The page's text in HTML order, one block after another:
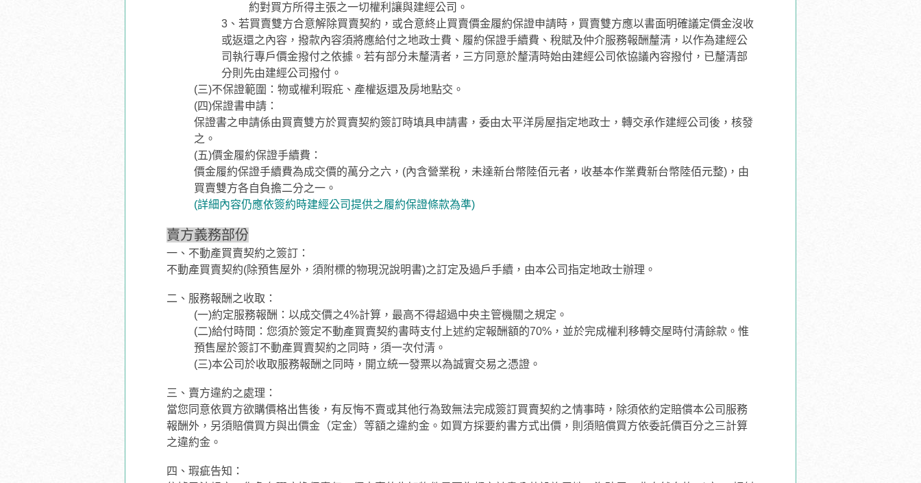
約對買方所得主張之一切權利讓與建經公司。
3、若買賣雙方合意解除買賣契約，或合意終止買賣價金履約保證申請時，買賣雙方應以書面明確議定價金沒收
或返還之內容，撥款內容須將應給付之地政士費、履約保證手續費、稅賦及仲介服務報酬釐清，以作為建經公
司執行專戶價金撥付之依據。若有部分未釐清者，三方同意於釐清時始由建經公司依協議內容撥付，已釐清部
分則先由建經公司撥付。
(三)不保證範圍：物或權利瑕疪、產權返還及房地點交。
(四)保證書申請：
保證書之申請係由買賣雙方於買賣契約簽訂時填具申請書，委由太平洋房屋指定地政士，轉交承作建經公司後，核發
之。
(五)價金履約保證手續費：
價金履約保證手續費為成交價的萬分之六，(內含營業稅，未達新台幣陸佰元者，收基本作業費新台幣陸佰元整)，由
買賣雙方各自負擔二分之一。
(詳細內容仍應依簽約時建經公司提供之履約保證條款為準)
賣方義務部份
一、不動產買賣契約之簽訂：
不動產買賣契約(除預售屋外，須附標的物現況說明書)之訂定及過戶手續，由本公司指定地政士辦理。
二、服務報酬之收取：
(一)約定服務報酬：以成交價之4%計算，最高不得超過中央主管機關之規定。
(二)給付時間：您須於簽定不動產買賣契約書時支付上述約定報酬額的70%，並於完成權利移轉交屋時付清餘款。惟
預售屋於簽訂不動產買賣契約之同時，須一次付清。
(三)本公司於收取服務報酬之同時，開立統一發票以為誠實交易之憑證。
三、賣方違約之處理：
當您同意依買方欲購價格出售後，有反悔不賣或其他行為致無法完成簽訂買賣契約之情事時，除須依約定賠償本公司服務
報酬外，另須賠償買方與出價金（定金）等額之違約金。如買方採要約書方式出價，則須賠償買方依委託價百分之三計算
之違約金。
四、瑕疵告知：